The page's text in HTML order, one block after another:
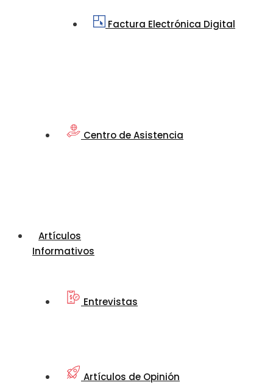
Factura Electrónica Digital
Centro de Asistencia
Artículos
Informativos
Entrevistas
Artículos de Opinión